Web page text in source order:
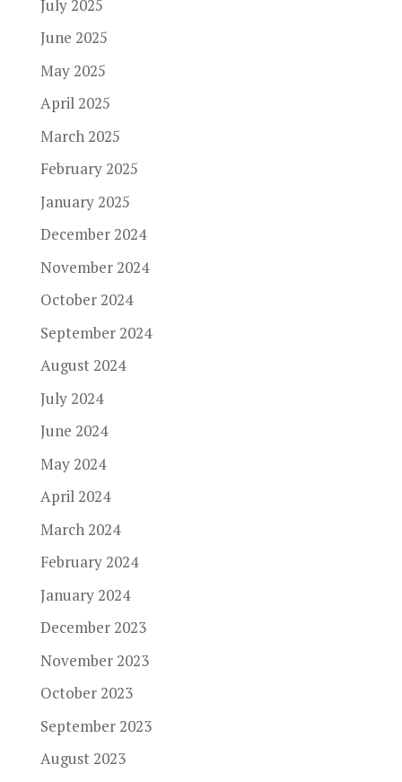
July 2025
June 2025
May 2025
April 2025
March 2025
February 2025
January 2025
December 2024
November 2024
October 2024
September 2024
August 2024
July 2024
June 2024
May 2024
April 2024
March 2024
February 2024
January 2024
December 2023
November 2023
October 2023
September 2023
August 2023